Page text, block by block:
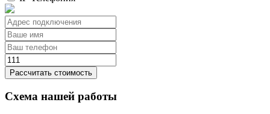
Рассчитать стоимость
Схема нашей работы